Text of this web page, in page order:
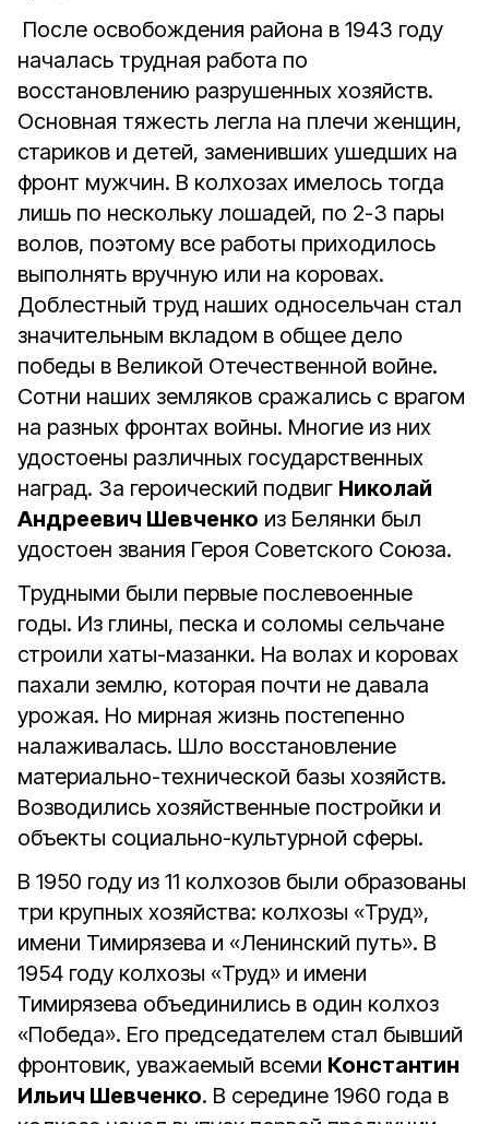
После освобождения района в 1943 году
началась трудная работа по
восстановлению разрушенных хозяйств.
Основная тяжесть легла на плечи женщин,
стариков и детей, заменивших ушедших на
фронт мужчин. В колхозах имелось тогда
лишь по нескольку лошадей, по 2-3 пары
волов, поэтому все работы приходилось
выполнять вручную или на коровах.
Доблестный труд наших односельчан стал
значительным вкладом в общее дело
победы в Великой Отечественной войне.
Сотни наших земляков сражались с врагом
на разных фронтах войны. Многие из них
удостоены различных государственных
наград. За героический подвиг Николай
Андреевич Шевченко из Белянки был
удостоен звания Героя Советского Союза.
Трудными были первые послевоенные
годы. Из глины, песка и соломы сельчане
строили хаты-мазанки. На волах и коровах
пахали землю, которая почти не давала
урожая. Но мирная жизнь постепенно
налаживалась. Шло восстановление
материально-технической базы хозяйств.
Возводились хозяйственные постройки и
объекты социально-культурной сферы.
В 1950 году из 11 колхозов были образованы
три крупных хозяйства: колхозы «Труд»,
имени Тимирязева и «Ленинский путь». В
1954 году колхозы «Труд» и имени
Тимирязева объединились в один колхоз
«Победа». Его председателем стал бывший
фронтовик, уважаемый всеми Константин
Ильич Шевченко. В середине 1960 года в